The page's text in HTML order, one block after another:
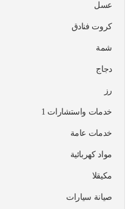
عسل
كروت فنادق
شمة
دجاج
رز
1 خدمات واستشارات
خدمات عامة
مواد كهربائية
مكيقلا
صيانة سيارات